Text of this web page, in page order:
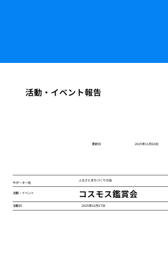
活動・イベント報告
​更新日 2025年11月18日
サポーター名 ふるさとまちづくりの会
活動・イベント コスモス鑑賞会
活動日 2025年10月17日